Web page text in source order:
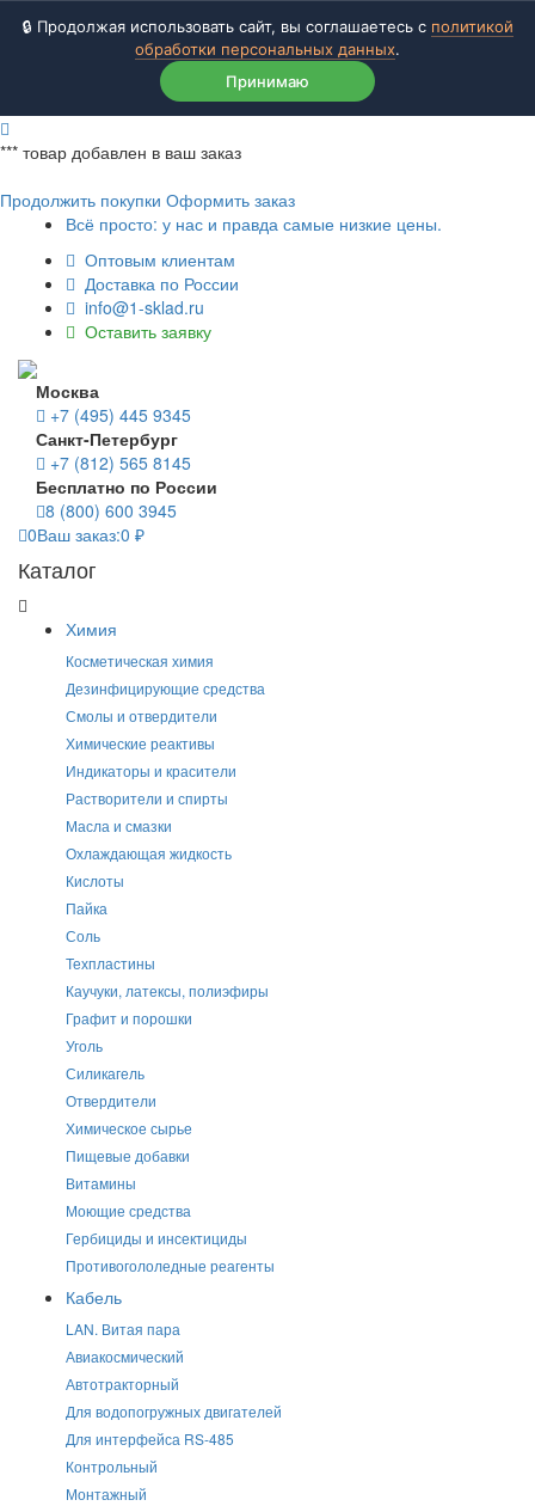
🔒 Продолжая использовать сайт, вы соглашаетесь с политикой
обработки персональных данных.
Принимаю
*** товар добавлен в ваш заказ
Продолжить покупки Оформить заказ
Всё просто: у нас и правда самые низкие цены.
Оптовым клиентам
Доставка по России
info@1-sklad.ru
Оставить заявку
Москва
+7 (495) 445 9345
Санкт-Петербург
+7 (812) 565 8145
Бесплатно по России
8 (800) 600 3945
0Ваш заказ:0 ₽
Каталог
Химия
Косметическая химия
Дезинфицирующие средства
Смолы и отвердители
Химические реактивы
Индикаторы и красители
Растворители и спирты
Масла и смазки
Охлаждающая жидкость
Кислоты
Пайка
Соль
Техпластины
Каучуки, латексы, полиэфиры
Графит и порошки
Уголь
Силикагель
Отвердители
Химическое сырье
Пищевые добавки
Витамины
Моющие средства
Гербициды и инсектициды
Противогололедные реагенты
Кабель
LAN. Витая пара
Авиакосмический
Автотракторный
Для водопогружных двигателей
Для интерфейса RS-485
Контрольный
Монтажный